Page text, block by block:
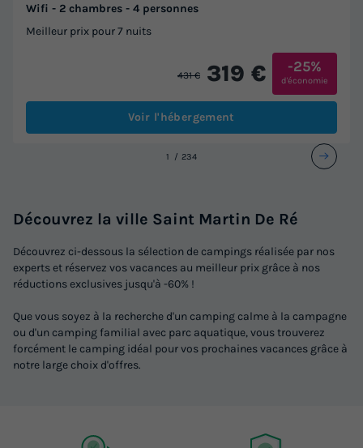
Wifi - 2 chambres - 4 personnes
Meilleur prix pour 7 nuits
431 € 319 € -25%
d'économie
Voir l'hébergement
1 234
Découvrez la ville Saint Martin De Ré
Découvrez ci-dessous la sélection de campings réalisée par nos
experts et réservez vos vacances au meilleur prix grâce à nos
réductions exclusives jusqu'à -60% !
Que vous soyez à la recherche d'un camping calme à la campagne
ou d'un camping familial avec parc aquatique, vous trouverez
forcément le camping idéal pour vos prochaines vacances grâce à
notre large choix d'offres.